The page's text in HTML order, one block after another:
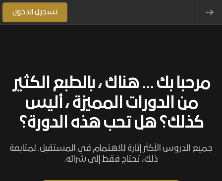
تسجيل الدخول
مرحبا بك ... هناك ، بالطبع الكثير
من الدورات المميزة ، أليس
كذلك؟ هل تحب هذه الدورة؟
جميع الدروس الأكثر إثارة للاهتمام في المستقبل. لمتابعة
ذلك، تحتاج فقط إلى شرائه.